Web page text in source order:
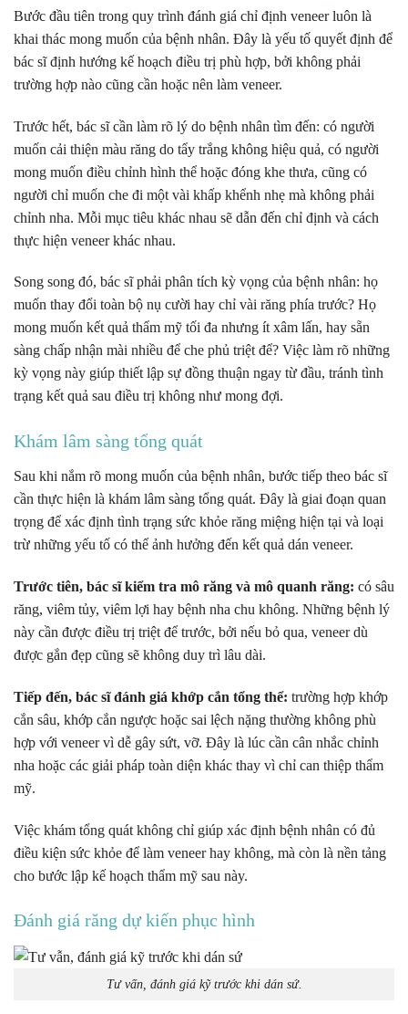
Bước đầu tiên trong quy trình đánh giá chỉ định veneer luôn là
khai thác mong muốn của bệnh nhân. Đây là yếu tố quyết định để
bác sĩ định hướng kế hoạch điều trị phù hợp, bởi không phải
trường hợp nào cũng cần hoặc nên làm veneer.
Trước hết, bác sĩ cần làm rõ lý do bệnh nhân tìm đến: có người
muốn cải thiện màu răng do tẩy trắng không hiệu quả, có người
mong muốn điều chỉnh hình thể hoặc đóng khe thưa, cũng có
người chỉ muốn che đi một vài khấp khểnh nhẹ mà không phải
chỉnh nha. Mỗi mục tiêu khác nhau sẽ dẫn đến chỉ định và cách
thực hiện veneer khác nhau.
Song song đó, bác sĩ phải phân tích kỳ vọng của bệnh nhân: họ
muốn thay đổi toàn bộ nụ cười hay chỉ vài răng phía trước? Họ
mong muốn kết quả thẩm mỹ tối đa nhưng ít xâm lấn, hay sẵn
sàng chấp nhận mài nhiều để che phủ triệt để? Việc làm rõ những
kỳ vọng này giúp thiết lập sự đồng thuận ngay từ đầu, tránh tình
trạng kết quả sau điều trị không như mong đợi.
Khám lâm sàng tổng quát
Sau khi nắm rõ mong muốn của bệnh nhân, bước tiếp theo bác sĩ
cần thực hiện là khám lâm sàng tổng quát. Đây là giai đoạn quan
trọng để xác định tình trạng sức khỏe răng miệng hiện tại và loại
trừ những yếu tố có thể ảnh hưởng đến kết quả dán veneer.
Trước tiên, bác sĩ kiểm tra mô răng và mô quanh răng: có sâu
răng, viêm tủy, viêm lợi hay bệnh nha chu không. Những bệnh lý
này cần được điều trị triệt để trước, bởi nếu bỏ qua, veneer dù
được gắn đẹp cũng sẽ không duy trì lâu dài.
Tiếp đến, bác sĩ đánh giá khớp cắn tổng thể: trường hợp khớp
cắn sâu, khớp cắn ngược hoặc sai lệch nặng thường không phù
hợp với veneer vì dễ gây sứt, vỡ. Đây là lúc cần cân nhắc chỉnh
nha hoặc các giải pháp toàn diện khác thay vì chỉ can thiệp thẩm
mỹ.
Việc khám tổng quát không chỉ giúp xác định bệnh nhân có đủ
điều kiện sức khỏe để làm veneer hay không, mà còn là nền tảng
cho bước lập kế hoạch thẩm mỹ sau này.
Đánh giá răng dự kiến phục hình
Tư vấn, đánh giá kỹ trước khi dán sứ.